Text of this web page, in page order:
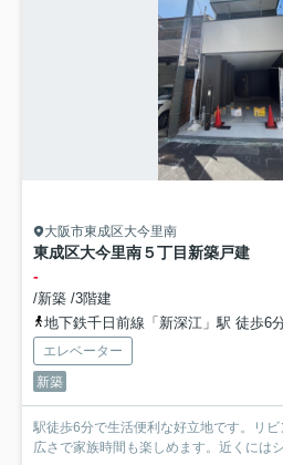
大阪市東成区大今里南
東成区大今里南５丁目新築戸建
-
/新築 /3階建
地下鉄千日前線「新深江」駅 徒歩6
エレベーター
新築
駅徒歩6分で生活便利な好立地です。リ
広さで家族時間も楽しめます。近くには